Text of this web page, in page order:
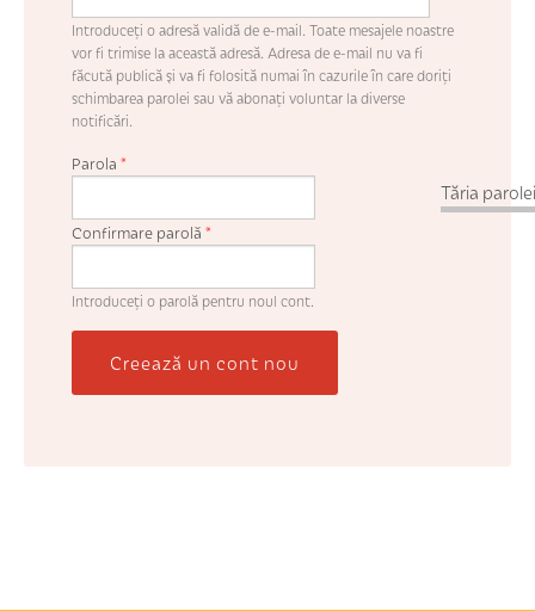
Introduceţi o adresă validă de e-mail. Toate mesajele noastre
vor fi trimise la această adresă. Adresa de e-mail nu va fi
făcută publică şi va fi folosită numai în cazurile în care doriţi
schimbarea parolei sau vă abonaţi voluntar la diverse
notificări.
Tăria
Parola *
Confirmare parolă *
Introduceţi o parolă pentru noul cont.
Creează un cont nou